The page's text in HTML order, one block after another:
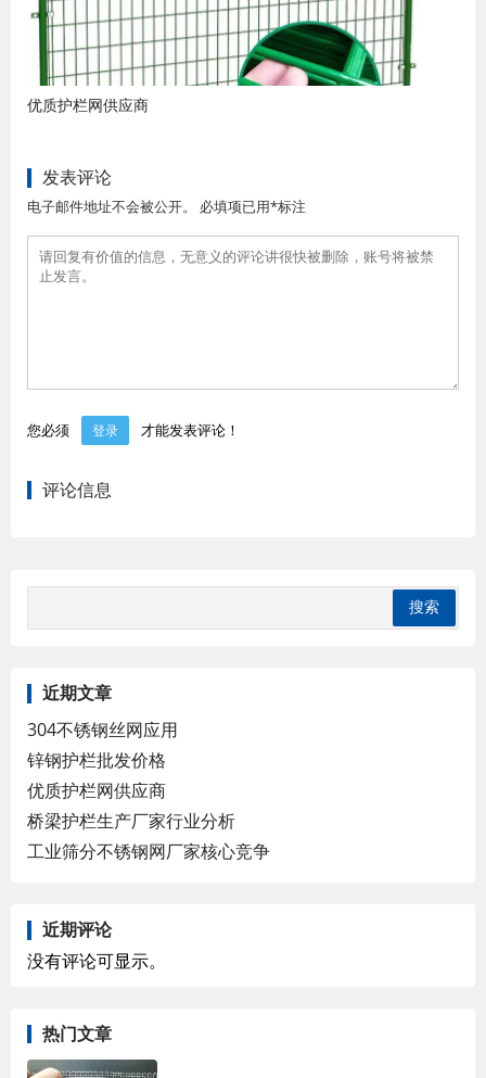
优质护栏网供应商
发表评论
电子邮件地址不会被公开。 必填项已用*标注
您必须 登录 才能发表评论！
评论信息
近期文章
304不锈钢丝网应用
锌钢护栏批发价格
优质护栏网供应商
桥梁护栏生产厂家行业分析
工业筛分不锈钢网厂家核心竞争
近期评论
没有评论可显示。
热门文章